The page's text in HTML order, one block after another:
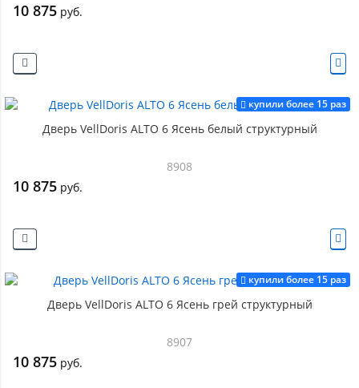
10 875 руб.
купили более 15 раз
Дверь VellDoris ALTO 6 Ясень белый структурный
8908
10 875 руб.
купили более 15 раз
Дверь VellDoris ALTO 6 Ясень грей структурный
8907
10 875 руб.